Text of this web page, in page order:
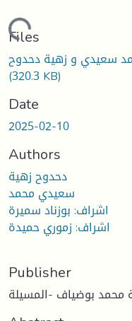
Files
(320.3 KB)
Date
2025-02-10
Authors
دحدوح زهية
سعيدي محمد
اشراف: بوزناد سميرة
اشراف: زموري حميدة
Publisher
محمد بوضياف -المسيلة